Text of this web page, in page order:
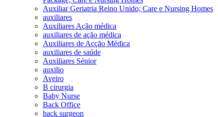
Auxiliar Geriatria Reino Unido; Care e Nursing Homes
auxiliares
Auxiliares Ação médica
auxiliares de ação médica
Auxiliares de Acção Médica
auxiliares de saúde
Auxiliares Sénior
auxilio
Aveiro
B cirurgia
Baby Nurse
Back Office
back surgeon